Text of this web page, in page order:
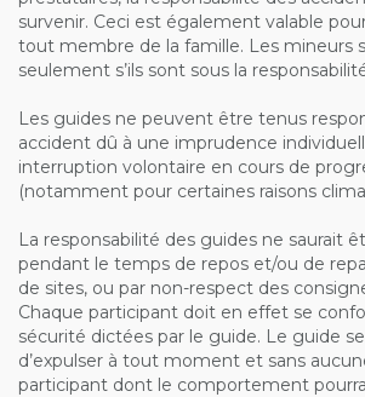
survenir. Ceci est également valable
tout membre de la famille. Les mineurs
seulement s’ils sont sous la
Les guides ne peuvent être tenus
accident dû à une imprudence
interruption volontaire en cours de
(notamment pour certaines raisons
La responsabilité des guides ne saurait
pendant le temps de repos et/ou de
de sites, ou par non-respect des
Chaque participant doit en effet se
sécurité dictées par le guide. Le guide
d’expulser à tout moment et sans
participant dont le comportement